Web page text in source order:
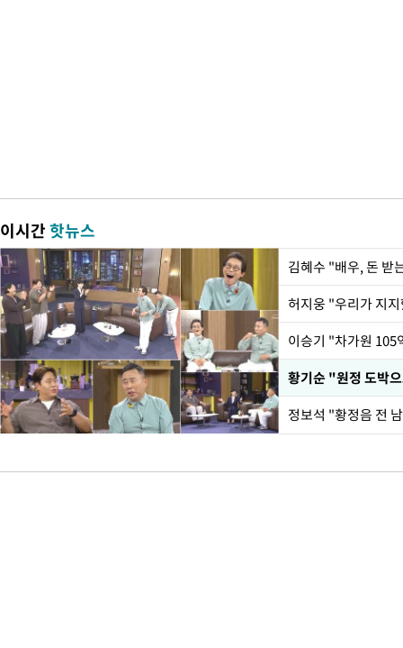
이시간핫뉴스
김혜수 "배우, 돈 받
황기순 "원정 도박